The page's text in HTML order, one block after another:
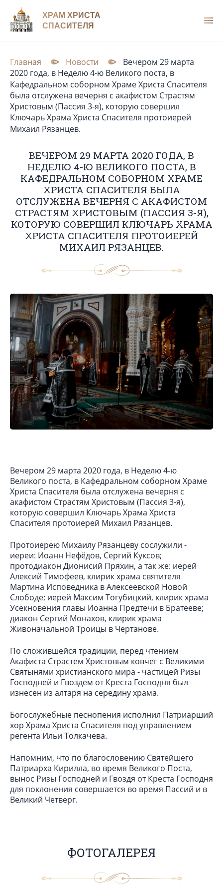
ХРАМ ХРИСТА
СПАСИТЕЛЯ
Главная Новости
Вечером 29 марта
2020 года, в Неделю 4-ю Великого поста, в
Кафедральном соборном Храме Христа Спасителя
была отслужена вечерня с акафистом Страстям
Христовым (Пассия 3-я), которую совершил
Ключарь Храма Христа Спасителя протоиерей
Михаил Рязанцев.
ВЕЧЕРОМ 29 МАРТА 2020 ГОДА, В
НЕДЕЛЮ 4-Ю ВЕЛИКОГО ПОСТА, В
КАФЕДРАЛЬНОМ СОБОРНОМ ХРАМЕ
ХРИСТА СПАСИТЕЛЯ БЫЛА
ОТСЛУЖЕНА ВЕЧЕРНЯ С АКАФИСТОМ
СТРАСТЯМ ХРИСТОВЫМ (ПАССИЯ 3-Я),
КОТОРУЮ СОВЕРШИЛ КЛЮЧАРЬ ХРАМА
ХРИСТА СПАСИТЕЛЯ ПРОТОИЕРЕЙ
МИХАИЛ РЯЗАНЦЕВ.
Вечером 29 марта 2020 года, в Неделю 4-ю
Великого поста, в Кафедральном соборном Храме
Христа Спасителя была отслужена вечерня с
акафистом Страстям Христовым (Пассия 3-я),
которую совершил Ключарь Храма Христа
Спасителя протоиерей Михаил Рязанцев.
Протоиерею Михаилу Рязанцеву сослужили -
иереи: Иоанн Нефёдов, Сергий Куксов;
протодиакон Дионисий Пряхин, а так же: иерей
Алексий Тимофеев, клирик храма святителя
Мартина Исповедника в Алексеевской Новой
Слободе; иерей Максим Тогубицкий, клирик храма
Усекновения главы Иоанна Предтечи в Братееве;
диакон Сергий Монахов, клирик храма
Живоначальной Троицы в Чертанове.
По сложившейся традиции, перед чтением
Акафиста Страстем Христовым ковчег с Великими
Святынями христианского мира - частицей Ризы
Господней и Гвоздем от Креста Господня был
изнесен из алтаря на середину храма.
Богослужебные песнопения исполнил Патриарший
хор Храма Христа Спасителя под управлением
регента Ильи Толкачева.
Напомним, что по благословению Святейшего
Патриарха Кирилла, во время Великого Поста,
вынос Ризы Господней и Гвоздя от Креста Господня
для поклонения совершается во время Пассий и в
Великий Четверг.
ФОТОГАЛЕРЕЯ